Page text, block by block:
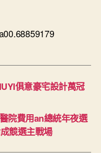
俱意豪宅設計萬冠
院費用an總統年夜選
競選主戰場